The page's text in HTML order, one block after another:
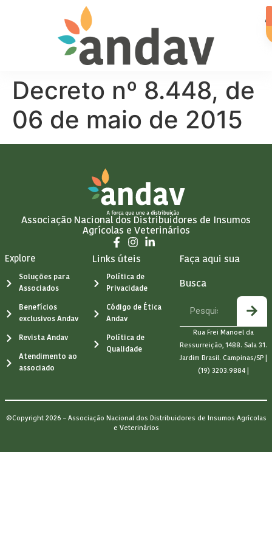
Decreto nº 8.448, de
06 de maio de 2015
Associação Nacional dos Distribuidores de Insumos
Agrícolas e Veterinários
Explore
Soluções para
Associados
Benefícios
exclusivos Andav
Revista Andav
Atendimento ao
associado
Links úteis
Política de
Privacidade
Código de Ética
Andav
Política de
Qualidade
Faça aqui sua
Busca
Rua Frei Manoel da
Ressurreição, 1488. Sala 31.
Jardim Brasil. Campinas/SP |
(19) 3203.9884 |
©Copyright 2026 – Associação Nacional dos Distribuidores de Insumos Agrícolas
e Veterinários